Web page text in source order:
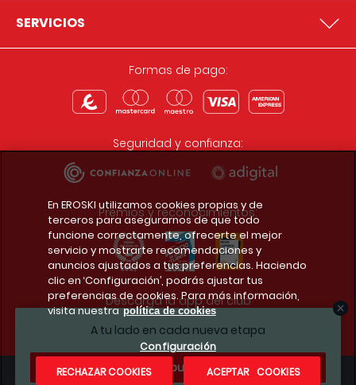
A tu lado en cada nueva etapa
¿Te apuntas?
SERVICIOS
Formas de pago:
Seguridad y confianza:
Premios y reconocimientos:
Descarga la app del club
En EROSKI utilizamos cookies propias y de
terceros para asegurarnos de que todo
funcione correctamente, ofrecerte el mejor
servicio y mostrarte recomendaciones y
anuncios ajustados a tus preferencias. Haciendo
clic en ‘Configuración’, podrás ajustar tus
preferencias de cookies. Para más información,
visita nuestra política de cookies
Configuración
RECHAZAR COOKIES
ACEPTAR COOKIES